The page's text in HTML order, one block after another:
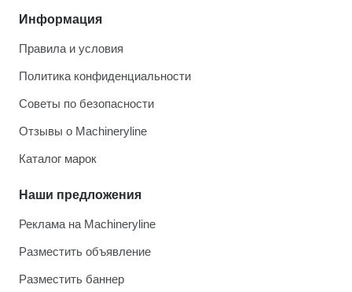
Информация
Правила и условия
Политика конфиденциальности
Советы по безопасности
Отзывы о Machineryline
Каталог марок
Наши предложения
Реклама на Machineryline
Разместить объявление
Разместить баннер